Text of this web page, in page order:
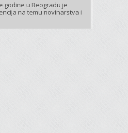
godine u Beogradu je
na temu novinarstva i